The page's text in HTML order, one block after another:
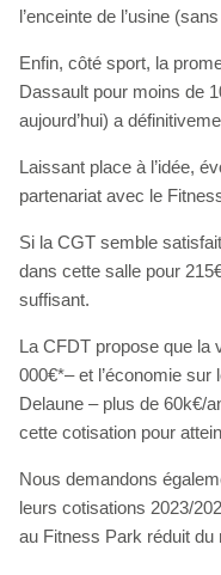
l’enceinte de l’usine
Enfin, côté sport, la
Dassault pour moins de
aujourd’hui) a
Laissant place à l’idée,
partenariat avec le
Si la CGT semble
dans cette salle pour
suffisant.
La CFDT propose que la
000€*– et l’économie
Delaune – plus de 60k€/
cette cotisation pour
Nous demandons
leurs cotisations 2023/
au Fitness Park réduit du